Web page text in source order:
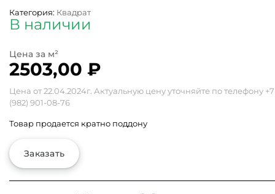
Категория: Квадрат
В наличии
2503,00 ₽
Цена от 22.04.2024г. Актуальную цену уточняйте по телефону +7
(982) 901-08-76
Товар продается кратно поддону
Заказать